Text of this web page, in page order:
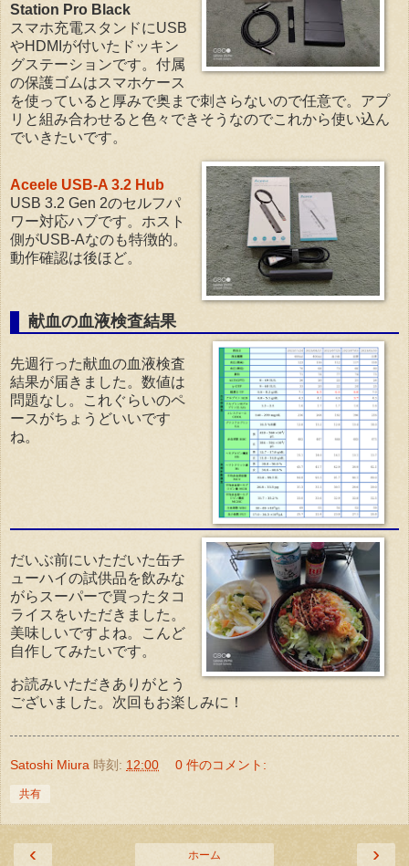
Station Pro Black
スマホ充電スタンドにUSB
やHDMIが付いたドッキン
グステーションです。付属
の保護ゴムはスマホケース
を使っていると厚みで奥まで刺さらないので任意で。アプ
リと組み合わせると色々できそうなのでこれから使い込ん
でいきたいです。
Aceele USB-A 3.2 Hub
USB 3.2 Gen 2のセルフパ
ワー対応ハブです。ホスト
側がUSB-Aなのも特徴的。
動作確認は後ほど。
献血の血液検査結果
先週行った献血の血液検査
結果が届きました。数値は
問題なし。これぐらいのペ
ースがちょうどいいです
ね。
だいぶ前にいただいた缶チ
ューハイの試供品を飲みな
がらスーパーで買ったタコ
ライスをいただきました。
美味しいですよね。こんど
自作してみたいです。
お読みいただきありがとう
ございました。次回もお楽しみに！
Satoshi Miura 時刻: 12:00 0 件のコメント:
共有
‹ ›
ホーム